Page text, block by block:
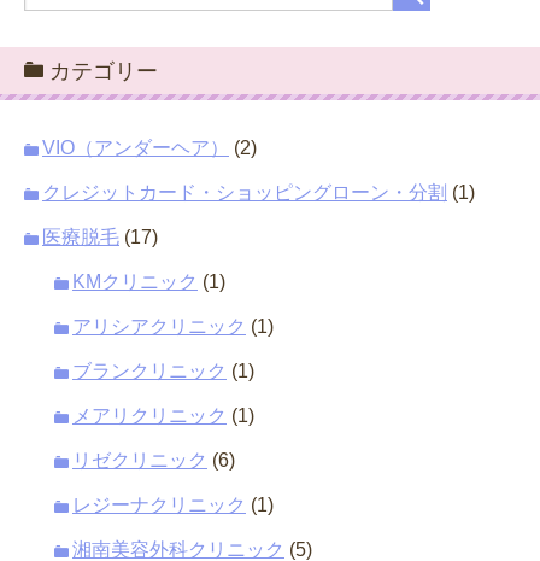
カテゴリー
VIO（アンダーヘア） (2)
クレジットカード・ショッピングローン・分割 (1)
医療脱毛 (17)
KMクリニック (1)
アリシアクリニック (1)
ブランクリニック (1)
メアリクリニック (1)
リゼクリニック (6)
レジーナクリニック (1)
湘南美容外科クリニック (5)